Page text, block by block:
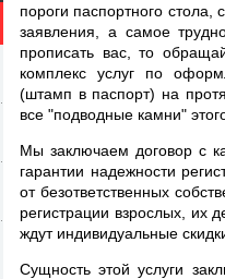
пороги паспортного стола,
заявления, а самое
прописать вас, то
комплекс услуг по
(штамп в паспорт) на
все "подводные камни"
Мы заключаем договор с
гарантии надежности
от безответственных
регистрации взрослых, их
ждут индивидуальные
Сущность этой услуги